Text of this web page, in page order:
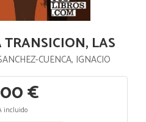
LAS
CUENCA, IGNACIO
€
incluido